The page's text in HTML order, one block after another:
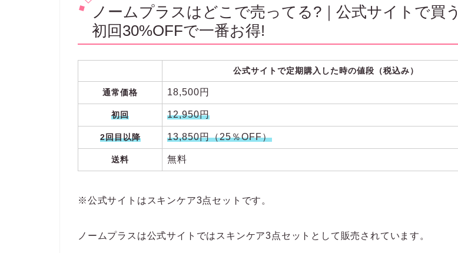
ノームプラスはどこで売ってる?｜公式サイトで買
初回30%OFFで一番お得!
公式サイトで定期購入した時の値段（税込み）
通常価格 18,500円
初回 12,950円
2回目以降 13,850円（25％OFF）
送料 無料
※公式サイトはスキンケア3点セットです。
ノームプラスは公式サイトではスキンケア3点セットとして販売されています。